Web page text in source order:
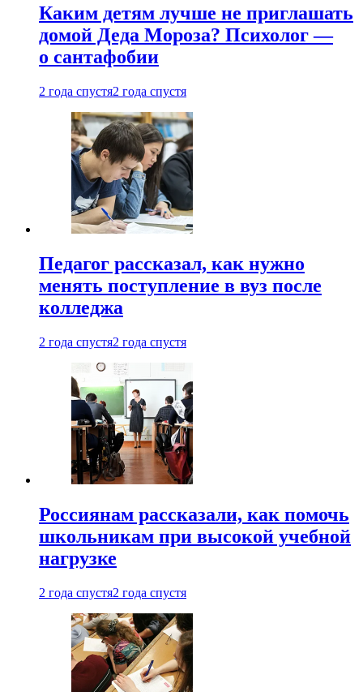
Каким детям лучше не приглашать
домой Деда Мороза? Психолог —
о сантафобии
2 года спустя2 года спустя
Педагог рассказал, как нужно
менять поступление в вуз после
колледжа
2 года спустя2 года спустя
Россиянам рассказали, как помочь
школьникам при высокой учебной
нагрузке
2 года спустя2 года спустя